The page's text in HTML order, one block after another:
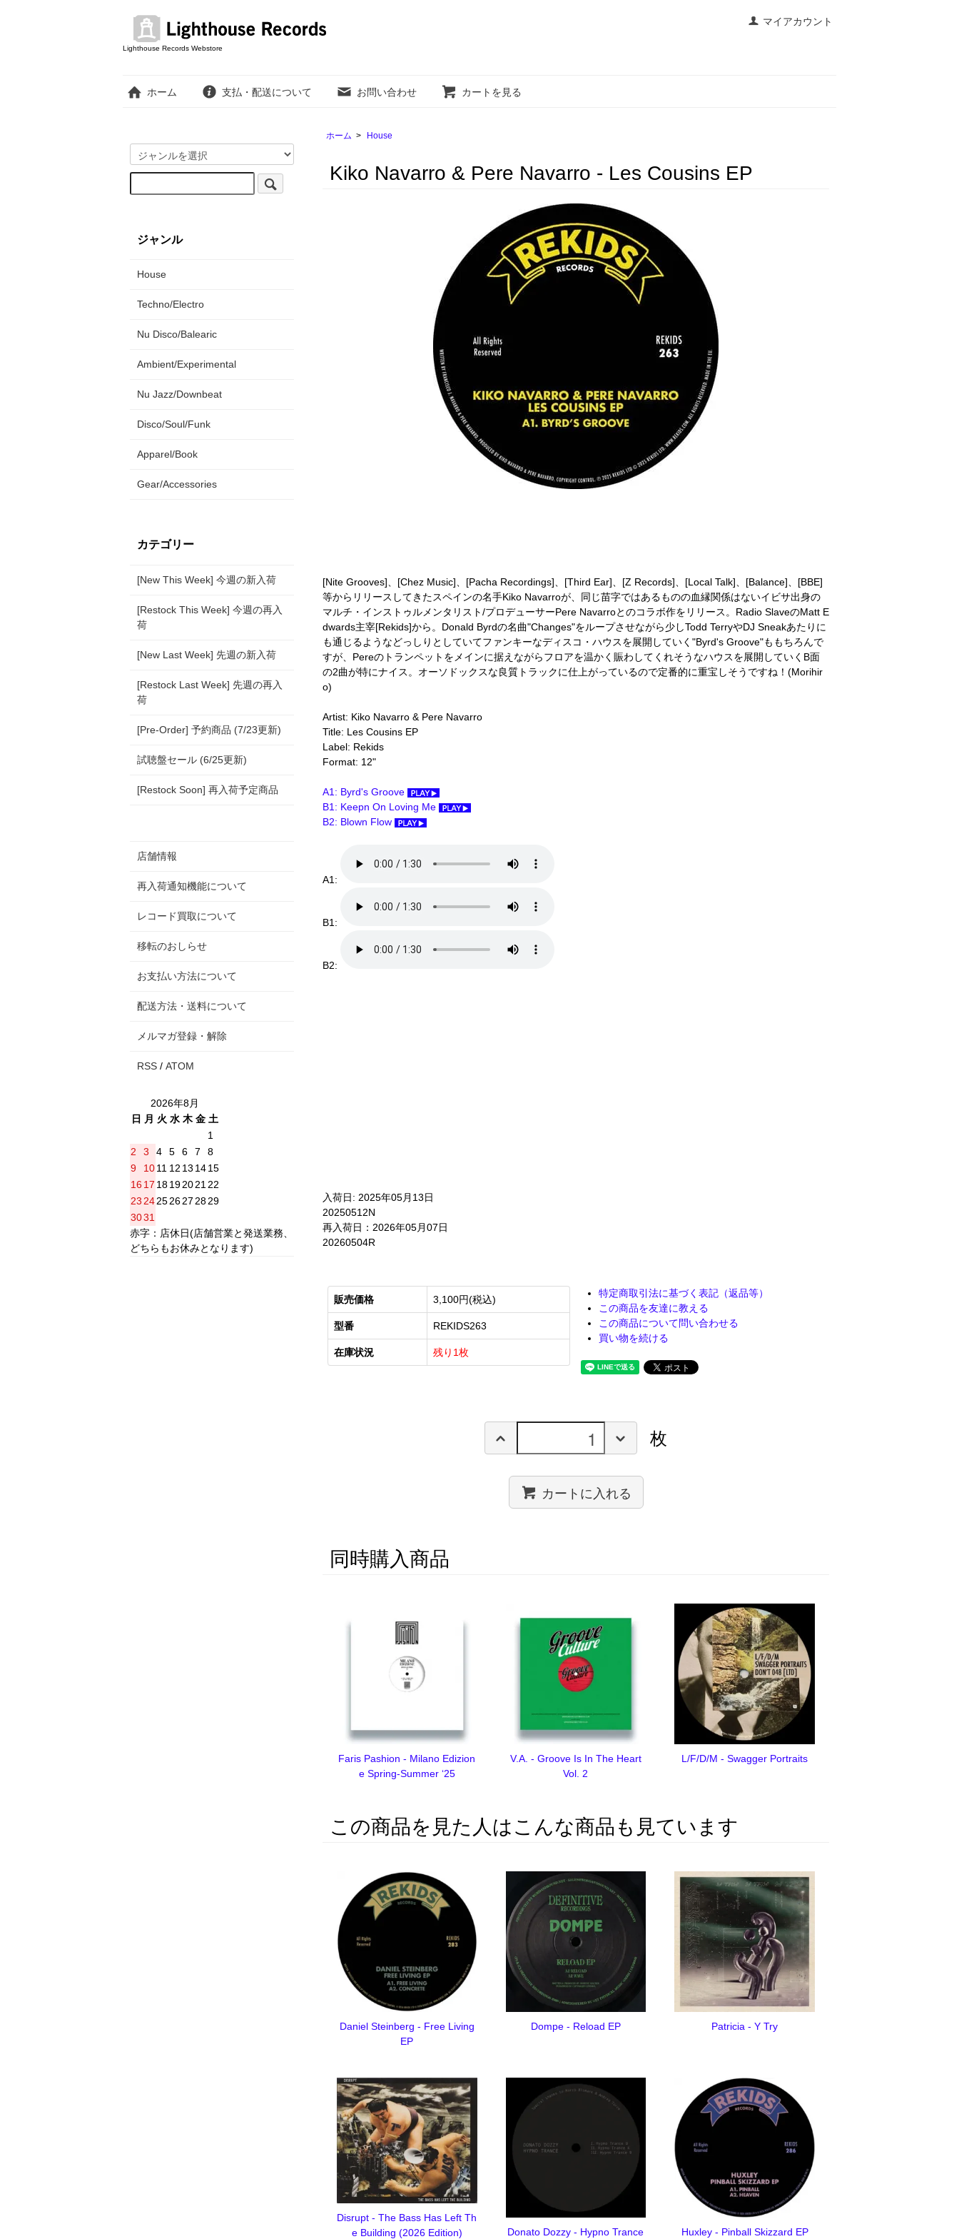
マイアカウント
Lighthouse Records Webstore
ホーム 支払・配送について お問い合わせ カートを見る
ホーム > House
Kiko Navarro & Pere Navarro - Les Cousins EP
[Nite Grooves]、[Chez Music]、[Pacha Recordings]、[Third Ear]、[Z Records]、[Local Talk]、[Balance]、[BBE]
等からリリースしてきたスペインの名手Kiko Navarroが、同じ苗字ではあるものの血縁関係はないイビサ出身の
マルチ・インストゥルメンタリスト/プロデューサーPere Navarroとのコラボ作をリリース。Radio SlaveのMatt E
dwards主宰[Rekids]から。Donald Byrdの名曲"Changes"をループさせながら少しTodd TerryやDJ Sneakあたりに
も通じるようなどっしりとしていてファンキーなディスコ・ハウスを展開していく"Byrd's Groove"ももちろんで
すが、Pereのトランペットをメインに据えながらフロアを温かく賑わしてくれそうなハウスを展開していくB面
の2曲が特にナイス。オーソドックスな良質トラックに仕上がっているので定番的に重宝しそうですね！(Morihir
o)
Artist: Kiko Navarro & Pere Navarro
Title: Les Cousins EP
Label: Rekids
Format: 12"
A1: Byrd's Groove
B1: Keepn On Loving Me
B2: Blown Flow
A1:
B1:
B2:
入荷日: 2025年05月13日
20250512N
再入荷日：2026年05月07日
20260504R
販売価格 3,100円(税込)
型番 REKIDS263
在庫状況 残り1枚
特定商取引法に基づく表記（返品等）
この商品を友達に教える
この商品について問い合わせる
買い物を続ける
枚
カートに入れる
同時購入商品
Faris Pashion - Milano Edizion
e Spring-Summer ‘25
V.A. - Groove Is In The Heart
Vol. 2
L/F/D/M - Swagger Portraits
この商品を見た人はこんな商品も見ています
Daniel Steinberg - Free Living
EP
Dompe - Reload EP Patricia - Y Try
Disrupt - The Bass Has Left Th
e Building (2026 Edition)
Donato Dozzy - Hypno Trance Huxley - Pinball Skizzard EP
ジャンル
House
Techno/Electro
Nu Disco/Balearic
Ambient/Experimental
Nu Jazz/Downbeat
Disco/Soul/Funk
Apparel/Book
Gear/Accessories
カテゴリー
[New This Week] 今週の新入荷
[Restock This Week] 今週の再入
荷
[New Last Week] 先週の新入荷
[Restock Last Week] 先週の再入
荷
[Pre-Order] 予約商品 (7/23更新)
試聴盤セール (6/25更新)
[Restock Soon] 再入荷予定商品
店舗情報
再入荷通知機能について
レコード買取について
移転のおしらせ
お支払い方法について
配送方法・送料について
メルマガ登録・解除
RSS / ATOM
2026年8月
日
月 火 水 木 金 土
1
2
3 4 5 6 7
8
9
1011 12 13 1415
16 17 18192021 22
23 24252627 2829
3031
赤字：店休日(店舗営業と発送業務、
どちらもお休みとなります)